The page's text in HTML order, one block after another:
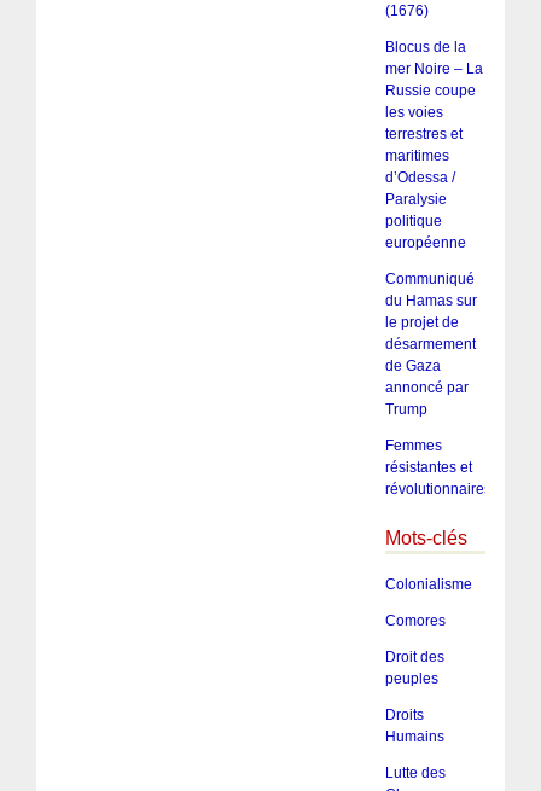
(1676)
Blocus de la
mer Noire – La
Russie coupe
les voies
terrestres et
maritimes
d’Odessa /
Paralysie
politique
européenne
Communiqué
du Hamas sur
le projet de
désarmement
de Gaza
annoncé par
Trump
Femmes
résistantes et
révolutionnaires
Mots-clés
Colonialisme
Comores
Droit des
peuples
Droits
Humains
Lutte des